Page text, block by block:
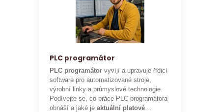
PLC programátor
PLC programátorvyvíjí a upravuje řídicí
software pro automatizované stroje,
výrobní linky a průmyslové technologie.
Podívejte se, co práce PLC programátora
obnáší a jaké jeaktuální platové